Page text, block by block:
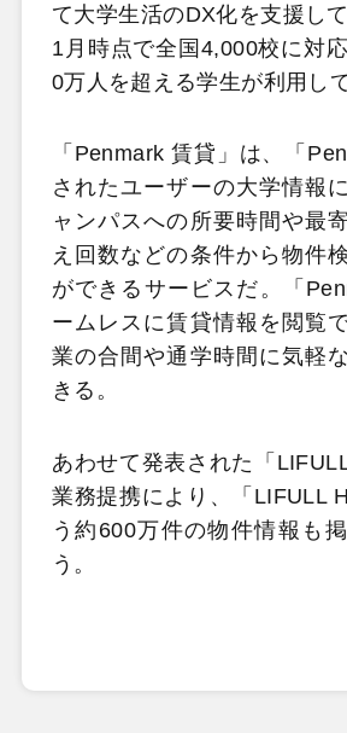
て大学生活のDX化を支援し
1月時点で全国4,000校に対
0万人を超える学生が利用し
「Penmark 賃貸」は、「
されたユーザーの大学情報
ャンパスへの所要時間や最
え回数などの条件から物件
ができるサービスだ。「
ームレスに賃貸情報を閲覧
業の合間や通学時間に気軽
きる。
あわせて発表された「
業務提携により、「LIFULL
う約600万件の物件情報も
う。